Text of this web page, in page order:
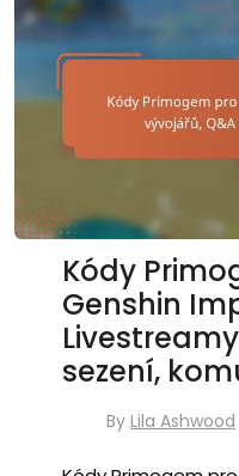
Kódy
Genshin
sezení,
By Lila Ashwood